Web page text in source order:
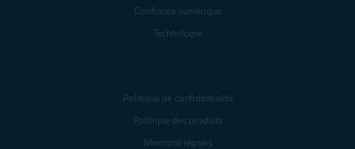
Confiance numérique
Technologie
Politique de confidentialité
Politique des produits
Mentions légales